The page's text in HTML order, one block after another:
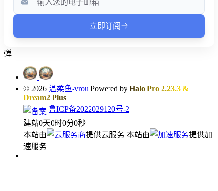
弹
© 2026 温柔鱼-vrou Powered by Halo Pro 2.23.3 &
Dream2 Plus
鲁ICP备2022029120号-2
建站0天0时0分0秒
本站由
提供云服务 本站由
提供加
速服务